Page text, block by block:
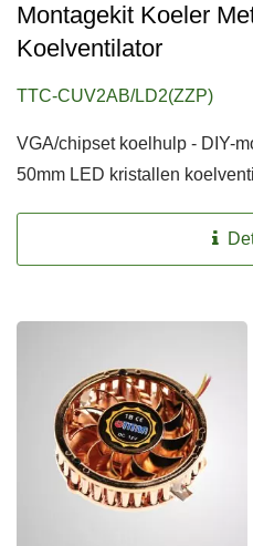
Montagekit Koeler
Koelventilator
TTC-CUV2AB/LD2(ZZP)
VGA/chipset koelhulp - DIY-
50mm LED kristallen